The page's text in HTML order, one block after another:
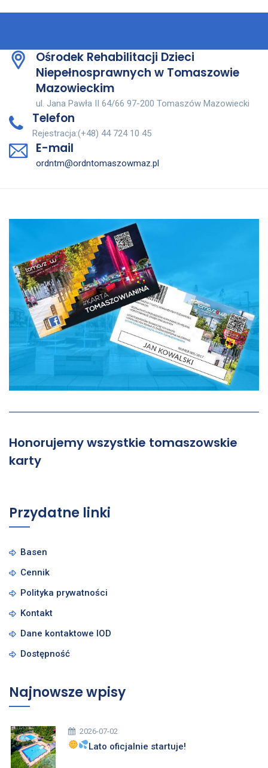
Ośrodek Rehabilitacji Dzieci
Niepełnosprawnych w Tomaszowie
Mazowieckim
ul. Jana Pawła II 64/66 97-200 Tomaszów Mazowiecki
Telefon
Rejestracja:(+48) 44 724 10 45
E-mail
ordntm@ordntomaszowmaz.pl
Honorujemy wszystkie tomaszowskie
karty
Przydatne linki
Basen
Cennik
Polityka prywatności
Kontakt
Dane kontaktowe IOD
Dostępność
Najnowsze wpisy
2026-07-02
Lato oficjalnie startuje!